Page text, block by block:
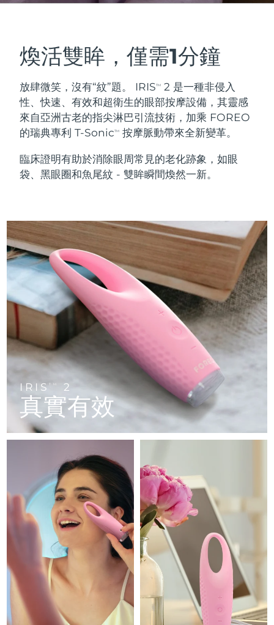
煥活雙眸，僅需1分鐘
放肆微笑，沒有“紋”題。 IRISTM
2 是一種非侵入
性、快速、有效和超衛生的眼部按摩設備，其靈感
來自亞洲古老的指尖淋巴引流技術，加乘 FOREO
的瑞典專利 T-SonicTM 按摩脈動帶來全新變革。
臨床證明有助於消除眼周常見的老化跡象，如眼
袋、黑眼圈和魚尾紋 - 雙眸瞬間煥然一新。
IRIS TM 2
真實有效
面部清潔
LUNA™ 4 套裝
Anti-aging massage
LUNA™ 4 Men
For men, anti-aging massage
LUNA™ 4 mini
For young skin, T-zone
LUNA™ 4 go
For travel or gym bag
LUNA™護膚
LUNA™ 設備
All facial cleansing devices
緊致提拉
BEAR™ 2 套裝
Microcurrent toning
BEAR™ 2 eyes & lips
Microcurrent line smoothing device
面部提拉護理
Premium anti-aging skincare
BEAR™ 設備
All premium facelift devices
補水保濕
UFO™ 3 LED
Near-infrared and red light therapy
device
UFO™ 3 mini
Red light therapy device for young skin
UFO™ 3 go
Portable red light therapy
Rejuvenation & hydration
UFO™ 設備
All deep facial hydration devices
口腔護理
issa™ 4 plus
Smart hybrid silicone sonic toothbrush
issa™ 4 smile
Hybrid silicone sonic toothbrush
issa™ 4 baby
For ages 0-3
issa™ Teeth Whitening Set
Dual LED + sonic device & 18% PAP gel
ISSA™ 設備
All silicone sonic toothbrushes
FAQ™ 101
Clinical anti-aging
FAQ™ 102
Advanced clinical anti-aging
FAQ™ P1 Primer
Manuka honey primer
FAQ™護膚品
All FAQ™ skincare
FAQ™產品
LED 護理
NEW
FAQ™ 201
LED mask
FAQ™ 202
LED mask
FAQ™ 221
Anti-aging LED hand mask
FAQ™護膚品
All FAQ™ skincare
FAQ™產品
生髮
FAQ™ 301
LED hair strengthening scalp massager
FAQ™ Scalp Serum
Scalp recovery probiotic serum
FAQ™護膚品
All FAQ™ skincare
FAQ™產品
All hair treatments
肌膚年輕化
NEW
FAQ™ 501
Full-Spectrum Red Light Therapy
FAQ™ 502
Full-Spectrum Red Light Therapy
FAQ™ Red Light Serum
FAQ™ skincare
All FAQ™ skincare
保健品
NEW
專業治療
PEACH™ 2 Pro Max
Professional IPL hair removal device
身體護理
BEAR™ 2 body
Microcurrent body toning
痘肌護理 眼部護理
奧地利 預計送達日期
比利時 預計送達日期8/11/26
百慕達 預計送達日期8/17/26
波士尼亞與赫塞哥維納 預計送達日期8/14/26
保加利亞 預計送達日期8/11/26
加拿大 預計送達日期8/15/26
智利 預計送達日期 8/15/26
中國 預計送達日期 8/11/26
哥倫比亞 預計送達日期 8/15/26
克羅埃西亞 預計送達日期 8/11/26
賽普勒斯 預計送達日期
捷克 預計送達日期
愛沙尼亞 預計送達日期
芬蘭 預計送達日期
預計送達日期8/11/26
法屬玻里尼西亞 預計送達日期 8/15/26
德國 預計送達日期 8/11/26
直布羅陀 預計送達日期 8/15/26